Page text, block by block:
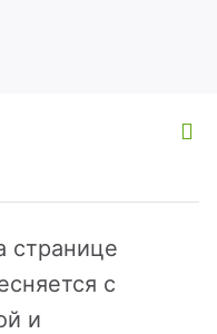
для
с
странице
с
и